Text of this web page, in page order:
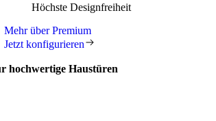
Höchste Designfreiheit
Mehr über Premium
Jetzt konfigurieren
hochwertige Haustüren